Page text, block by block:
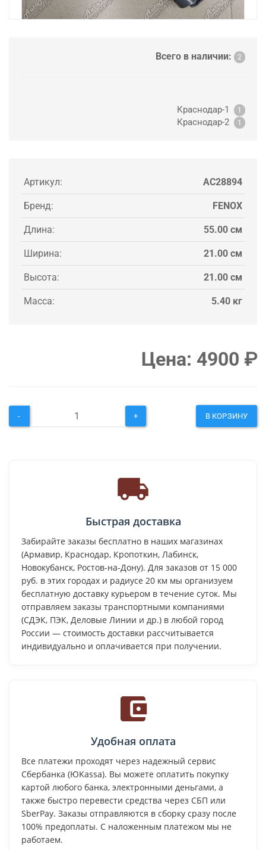
Всего в наличии: 2
Краснодар-1 1
Краснодар-2 1
Артикул: AC28894
Бренд: FENOX
Длина: 55.00 см
Ширина: 21.00 см
Высота: 21.00 см
Масса: 5.40 кг
Цена: 4900 ₽
- + В КОРЗИНУ
Быстрая доставка
Забирайте заказы бесплатно в наших магазинах
(Армавир, Краснодар, Кропоткин, Лабинск,
Новокубанск, Ростов-на-Дону). Для заказов от 15 000
руб. в этих городах и радиусе 20 км мы организуем
бесплатную доставку курьером в течение суток. Мы
отправляем заказы транспортными компаниями
(СДЭК, ПЭК, Деловые Линии и др.) в любой город
России — стоимость доставки рассчитывается
индивидуально и оплачивается при получении.
Удобная оплата
Все платежи проходят через надежный сервис
Сбербанка (ЮKassa). Вы можете оплатить покупку
картой любого банка, электронными деньгами, а
также быстро перевести средства через СБП или
SberPay. Заказы отправляются в сборку сразу после
100% предоплаты. С наложенным платежом мы не
работаем.